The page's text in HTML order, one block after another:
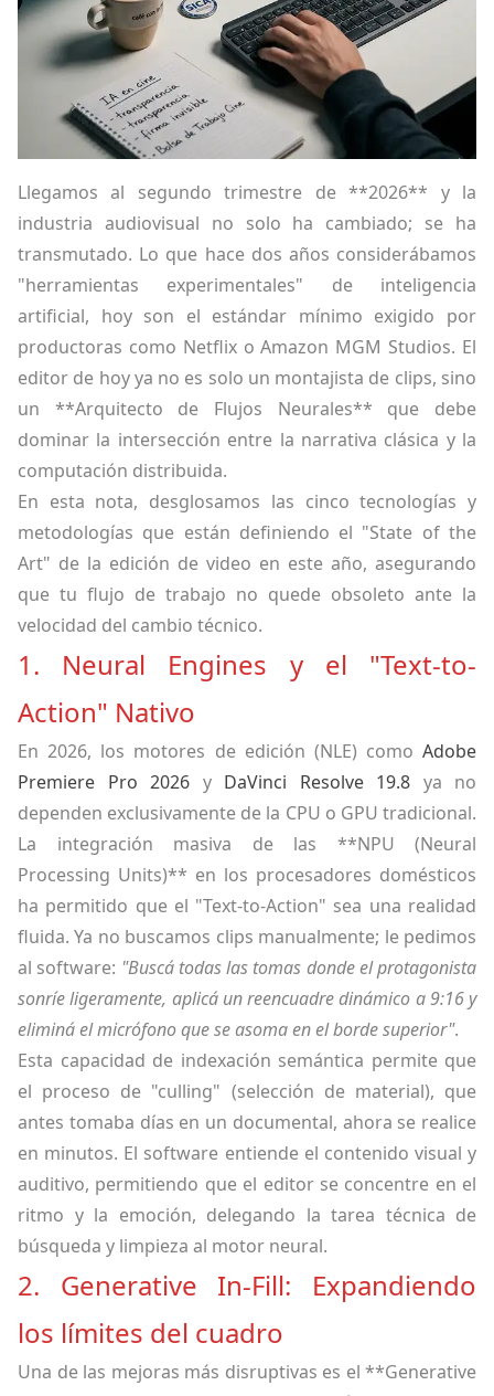
Llegamos al segundo trimestre de **2026** y la
industria audiovisual no solo ha cambiado; se ha
transmutado. Lo que hace dos años considerábamos
"herramientas experimentales" de inteligencia
artificial, hoy son el estándar mínimo exigido por
productoras como Netflix o Amazon MGM Studios. El
editor de hoy ya no es solo un montajista de clips, sino
un **Arquitecto de Flujos Neurales** que debe
dominar la intersección entre la narrativa clásica y la
computación distribuida.
En esta nota, desglosamos las cinco tecnologías y
metodologías que están definiendo el "State of the
Art" de la edición de video en este año, asegurando
que tu flujo de trabajo no quede obsoleto ante la
velocidad del cambio técnico.
1. Neural Engines y el "Text-to-
Action" Nativo
En 2026, los motores de edición (NLE) como Adobe
Premiere Pro 2026 y DaVinci Resolve 19.8 ya no
dependen exclusivamente de la CPU o GPU tradicional.
La integración masiva de las **NPU (Neural
Processing Units)** en los procesadores domésticos
ha permitido que el "Text-to-Action" sea una realidad
fluida. Ya no buscamos clips manualmente; le pedimos
al software: "Buscá todas las tomas donde el protagonista
sonríe ligeramente, aplicá un reencuadre dinámico a 9:16 y
eliminá el micrófono que se asoma en el borde superior".
Esta capacidad de indexación semántica permite que
el proceso de "culling" (selección de material), que
antes tomaba días en un documental, ahora se realice
en minutos. El software entiende el contenido visual y
auditivo, permitiendo que el editor se concentre en el
ritmo y la emoción, delegando la tarea técnica de
búsqueda y limpieza al motor neural.
2. Generative In-Fill: Expandiendo
los límites del cuadro
Una de las mejoras más disruptivas es el **Generative